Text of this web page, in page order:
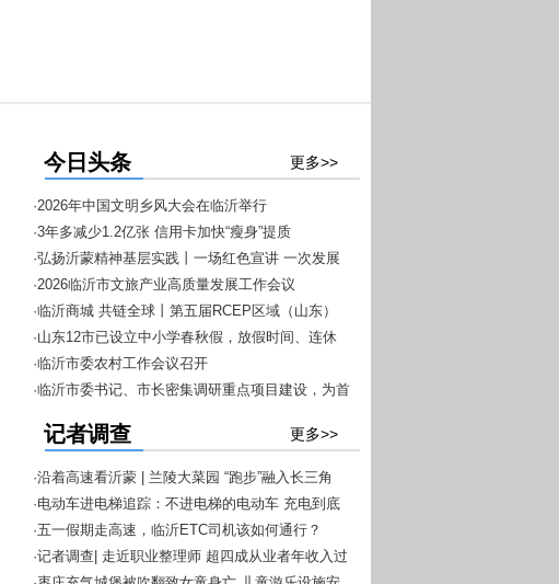
今日头条 更多>>
·2026年中国文明乡风大会在临沂举行
·3年多减少1.2亿张 信用卡加快“瘦身”提质
·弘扬沂蒙精神基层实践丨一场红色宣讲 一次发展
邀约
·2026临沂市文旅产业高质量发展工作会议
暨“1+7”文旅融合工作推进会议召开
·临沂商城 共链全球丨第五届RCEP区域（山东）
进口商品博览会4月20日至22日在临沂举办
·山东12市已设立中小学春秋假，放假时间、连休
安排一目了然
·临沂市委农村工作会议召开
·临沂市委书记、市长密集调研重点项目建设，为首
记者调查 更多>>
·沿着高速看沂蒙 | 兰陵大菜园 “跑步”融入长三角
·电动车进电梯追踪：不进电梯的电动车 充电到底
该怎么办？
·五一假期走高速，临沂ETC司机该如何通行？
·记者调查| 走近职业整理师 超四成从业者年收入过